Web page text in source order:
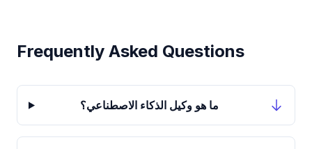
Frequently Asked Questions
ما هو وكيل الذكاء الاصطناعي؟